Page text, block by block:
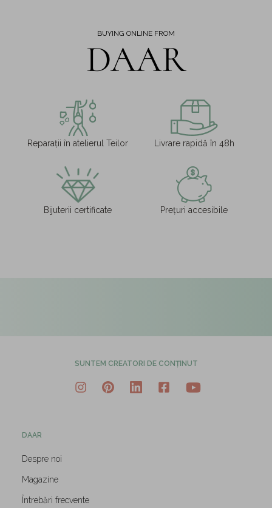
BUYING ONLINE FROM
DAAR
Reparații în atelierul Teilor Livrare rapidă în 48h
Bijuterii certificate Prețuri accesibile
SUNTEM CREATORI DE CONȚINUT
DAAR
Despre noi
Magazine
Întrebări frecvente